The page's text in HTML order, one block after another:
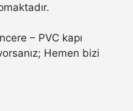
– PVC kapı
Hemen bizi